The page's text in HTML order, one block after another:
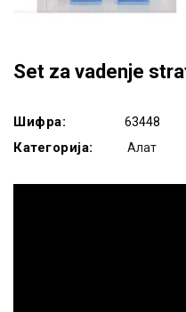
Set za vadenje
Шифра: 63448
Категорија: Алат